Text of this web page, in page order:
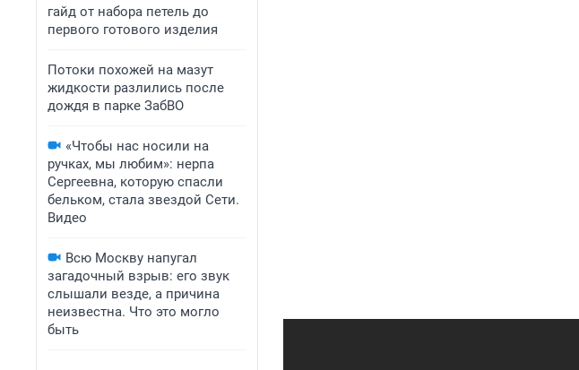
гайд от набора петель до
первого готового изделия
Потоки похожей на мазут
жидкости разлились после
дождя в парке ЗабВО
«Чтобы нас носили на
ручках, мы любим»: нерпа
Сергеевна, которую спасли
бельком, стала звездой Сети.
Видео
Всю Москву напугал
загадочный взрыв: его звук
слышали везде, а причина
неизвестна. Что это могло
быть